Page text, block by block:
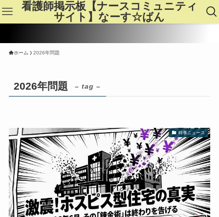
看護師掲示板【ナースコミュニティ
サイト】なーす☆ばん
ホーム 2026年問題
2026年問題 – tag –
時事ニュース